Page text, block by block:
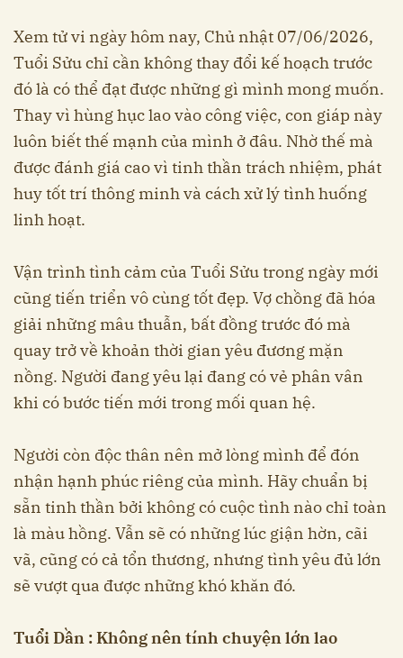
Xem tử vi ngày hôm nay, Chủ nhật 07/06/2026,
Tuổi Sửu chỉ cần không thay đổi kế hoạch trước
đó là có thể đạt được những gì mình mong muốn.
Thay vì hùng hục lao vào công việc, con giáp này
luôn biết thế mạnh của mình ở đâu. Nhờ thế mà
được đánh giá cao vì tinh thần trách nhiệm, phát
huy tốt trí thông minh và cách xử lý tình huống
linh hoạt.
Vận trình tình cảm của Tuổi Sửu trong ngày mới
cũng tiến triển vô cùng tốt đẹp. Vợ chồng đã hóa
giải những mâu thuẫn, bất đồng trước đó mà
quay trở về khoản thời gian yêu đương mặn
nồng. Người đang yêu lại đang có vẻ phân vân
khi có bước tiến mới trong mối quan hệ.
Người còn độc thân nên mở lòng mình để đón
nhận hạnh phúc riêng của mình. Hãy chuẩn bị
sẵn tinh thần bởi không có cuộc tình nào chỉ toàn
là màu hồng. Vẫn sẽ có những lúc giận hờn, cãi
vã, cũng có cả tổn thương, nhưng tình yêu đủ lớn
sẽ vượt qua được những khó khăn đó.
Tuổi Dần : Không nên tính chuyện lớn lao